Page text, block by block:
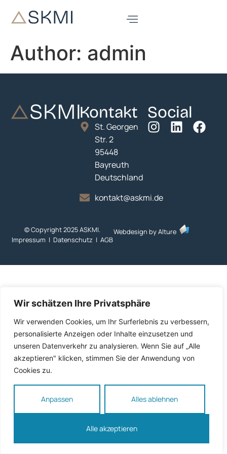
Wir schätzen Ihre Privatsphäre
Wir verwenden Cookies, um Ihr Surferlebnis zu verbessern,
personalisierte Anzeigen oder Inhalte einzusetzen und
unseren Datenverkehr zu analysieren. Wenn Sie auf „Alle
akzeptieren" klicken, stimmen Sie der Anwendung von
Cookies zu.
Anpassen Alles ablehnen
Alle akzeptieren
Author: admin
Kontakt
St. Georgen
Str. 2
95448
Bayreuth
Deutschland
kontakt@askmi.de
Social
© Copyright 2025 ASKMI.
Impressum |Datenschutz |AGB
Webdesign byAlture